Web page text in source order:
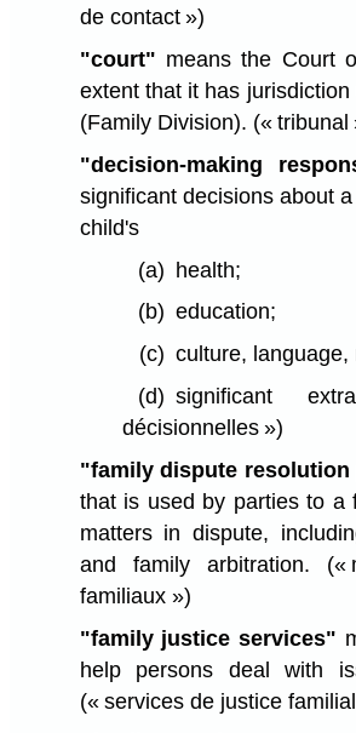
de contact »)
"court" means the Court
extent that it has
(Family Division). (« tribunal
"decision-making
significant decisions about
child's
(a) health;
(b) education;
(c) culture, language,
(d) significant
décisionnelles »)
"family dispute resolution
that is used by parties to a
matters in dispute,
and family arbitration. («
familiaux »)
"family justice services"
help persons deal with
(« services de justice